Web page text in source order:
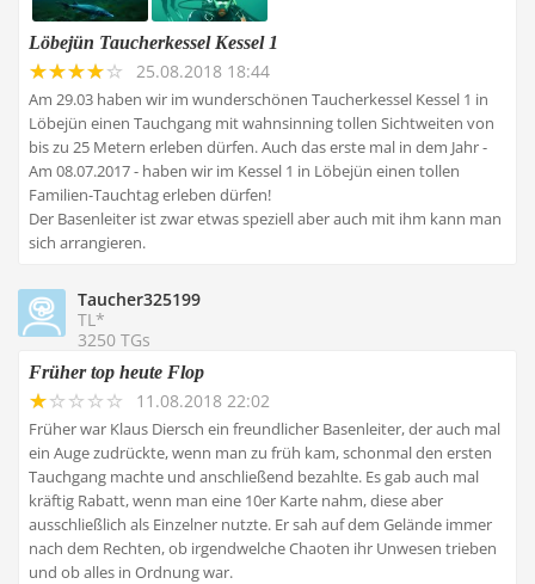
Löbejün Taucherkessel Kessel 1
25.08.2018 18:44
Am 29.03 haben wir im wunderschönen Taucherkessel Kessel 1 in
Löbejün einen Tauchgang mit wahnsinning tollen Sichtweiten von
bis zu 25 Metern erleben dürfen. Auch das erste mal in dem Jahr -
Am 08.07.2017 - haben wir im Kessel 1 in Löbejün einen tollen
Familien-Tauchtag erleben dürfen!
Der Basenleiter ist zwar etwas speziell aber auch mit ihm kann man
sich arrangieren.
Taucher325199
TL*
3250 TGs
Früher top heute Flop
11.08.2018 22:02
Früher war Klaus Diersch ein freundlicher Basenleiter, der auch mal
ein Auge zudrückte, wenn man zu früh kam, schonmal den ersten
Tauchgang machte und anschließend bezahlte. Es gab auch mal
kräftig Rabatt, wenn man eine 10er Karte nahm, diese aber
ausschließlich als Einzelner nutzte. Er sah auf dem Gelände immer
nach dem Rechten, ob irgendwelche Chaoten ihr Unwesen trieben
und ob alles in Ordnung war.